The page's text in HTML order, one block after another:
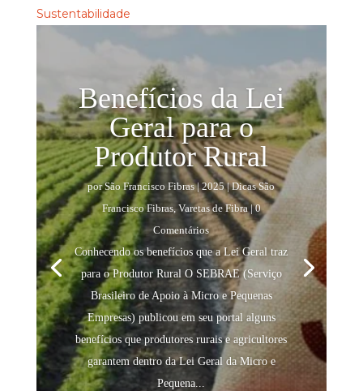
Sustentabilidade
Benefícios da Lei
Geral para o
Produtor Rural
porSão Francisco Fibras|2025|Dicas São
Francisco Fibras,Varetas de Fibra| 0
Comentários
Conhecendo os benefícios que a Lei Geral traz
para o Produtor Rural O SEBRAE (Serviço
Brasileiro de Apoio à Micro e Pequenas
Empresas) publicou em seu portal alguns
benefícios que produtores rurais e agricultores
garantem dentro da Lei Geral da Micro e
Pequena...